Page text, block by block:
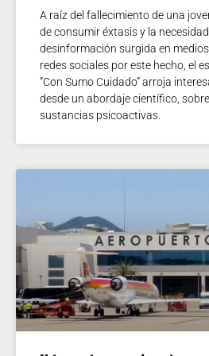
A raíz del fallecimiento de una
de consumir éxtasis y la
desinformación surgida en
redes sociales por este hecho, el
“Con Sumo Cuidado” arroja
desde un abordaje científico,
sustancias psicoactivas.